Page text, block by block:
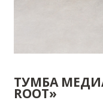
ТУМБА МЕДИА
ROOT»